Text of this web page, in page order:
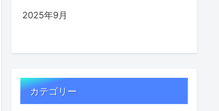
2025年9月
カテゴリー